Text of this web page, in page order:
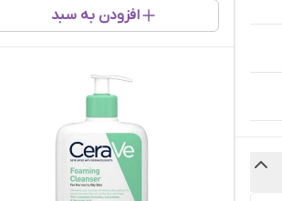
افزودن به سبد